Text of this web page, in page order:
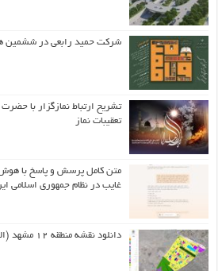
شرکت حمید رابعی در ششمین
تشریح ارتباط نمازگزار با
تعقیبات نماز
متن کامل پرسش و پاسخ با
غایب در نظام جمهوری اسلامی
دانلود نقشه منطقه ۱۲ مشهد (الهیه) به تفکیک کاربریها